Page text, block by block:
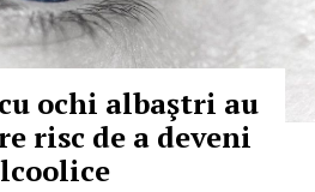
ochi albaştri au
risc de a deveni